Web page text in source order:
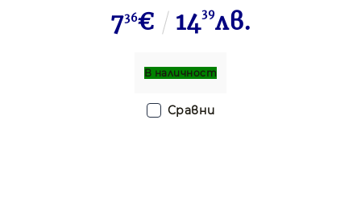
736€ 1439лв.
В наличност
Сравни